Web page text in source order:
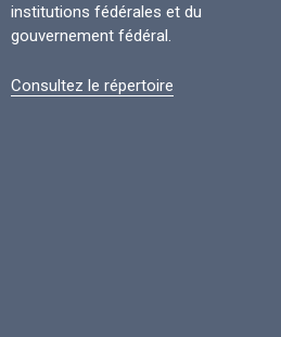
institutions fédérales et du
gouvernement fédéral.
Consultez le répertoire